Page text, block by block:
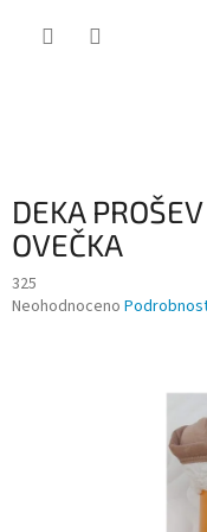
DEKA
OVEČKA
325
Průměrné
Neohodnoceno